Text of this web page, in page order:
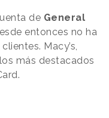
de General
entonces no ha
Macy’s,
más destacados